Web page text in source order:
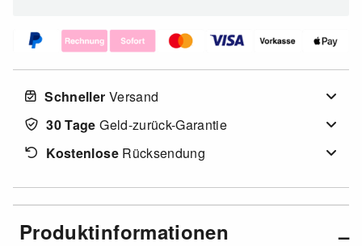
Schneller Versand
30 Tage Geld-zurück-Garantie
KostenloseRücksendung
Produktinformationen